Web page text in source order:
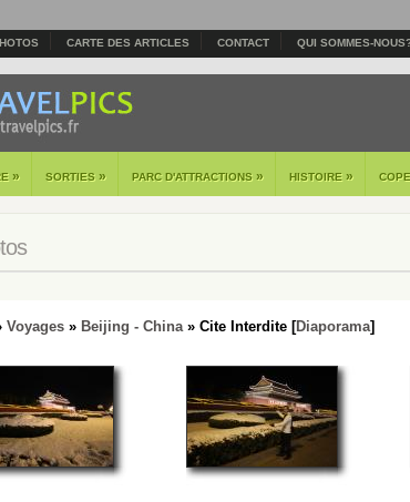
CARTE DES ARTICLES CONTACT QUI SOMMES-
» SORTIES » PARC D'ATTRACTIONS » HISTOIRE »
Voyages » Beijing - China» Cite Interdite [Diaporama]